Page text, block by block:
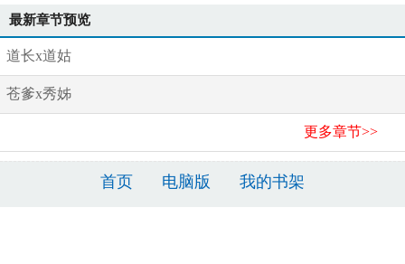
最新章节预览
道长x道姑
苍爹x秀姊
更多章节>>
首页 电脑版 我的书架